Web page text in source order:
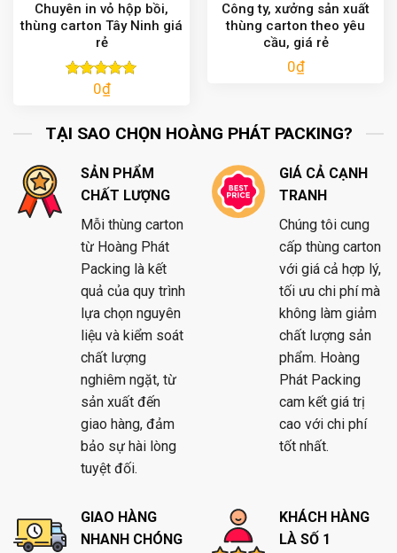
Chuyên in vỏ hộp bồi,
thùng carton Tây Ninh giá
rẻ
Được xếp
0₫
Công ty, xưởng sản xuất
thùng carton theo yêu
cầu, giá rẻ
0₫
TẠI SAO CHỌN HOÀNG PHÁT PACKING?
SẢN PHẨM
CHẤT LƯỢNG
Mỗi thùng carton
từ Hoàng Phát
Packing là kết
quả của quy trình
lựa chọn nguyên
liệu và kiểm soát
chất lượng
nghiêm ngặt, từ
sản xuất đến
giao hàng, đảm
bảo sự hài lòng
tuyệt đối.
GIÁ CẢ CẠNH
TRANH
Chúng tôi cung
cấp thùng carton
với giá cả hợp lý,
tối ưu chi phí mà
không làm giảm
chất lượng sản
phẩm. Hoàng
Phát Packing
cam kết giá trị
cao với chi phí
tốt nhất.
GIAO HÀNG
NHANH CHÓNG
KHÁCH HÀNG
LÀ SỐ 1